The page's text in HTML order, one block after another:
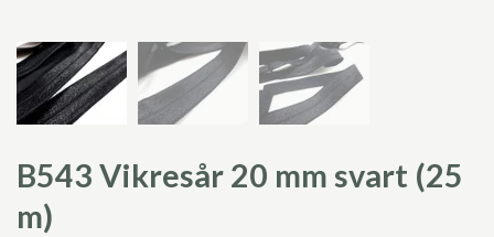
B543 Vikresår 20 mm svart (25
m)